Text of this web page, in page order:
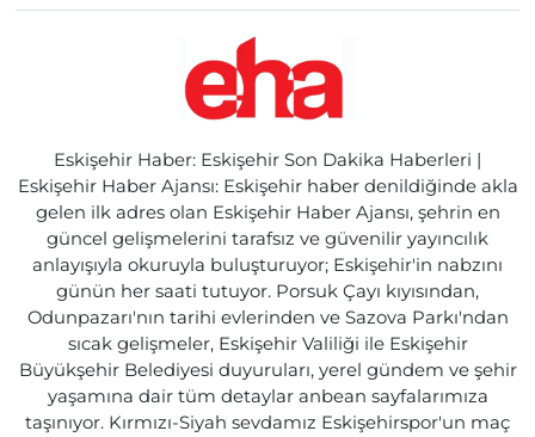
Eskişehir Haber: Eskişehir Son Dakika Haberleri |
Eskişehir Haber Ajansı: Eskişehir haber denildiğinde akla
gelen ilk adres olan Eskişehir Haber Ajansı, şehrin en
güncel gelişmelerini tarafsız ve güvenilir yayıncılık
anlayışıyla okuruyla buluşturuyor; Eskişehir'in nabzını
günün her saati tutuyor. Porsuk Çayı kıyısından,
Odunpazarı'nın tarihi evlerinden ve Sazova Parkı'ndan
sıcak gelişmeler, Eskişehir Valiliği ile Eskişehir
Büyükşehir Belediyesi duyuruları, yerel gündem ve şehir
yaşamına dair tüm detaylar anbean sayfalarımıza
taşınıyor. Kırmızı-Siyah sevdamız Eskişehirspor'un maç